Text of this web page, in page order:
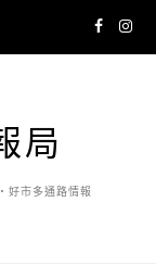
局
好市多通路情報